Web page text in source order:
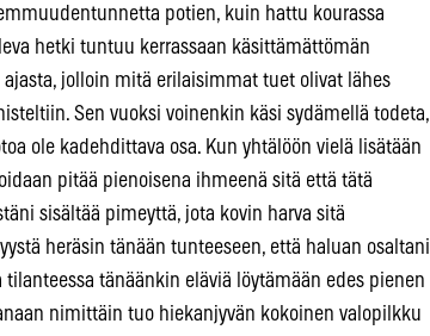
potien, kuin hattu kourassa
hetki tuntuu kerrassaan käsittämättömän
jolloin mitä erilaisimmat tuet olivat lähes
Sen vuoksi voinenkin käsi sydämellä todeta,
ole kadehdittava osa. Kun yhtälöön vielä lisätään
pitää pienoisena ihmeenä sitä että tätä
sisältää pimeyttä, jota kovin harva sitä
heräsin tänään tunteeseen, että haluan osaltani
tänäänkin eläviä löytämään edes pienen
nimittäin tuo hiekanjyvän kokoinen valopilkku